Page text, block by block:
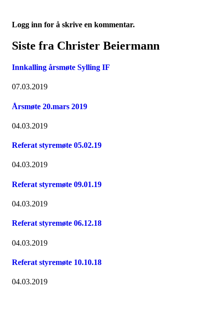
Logg inn for å skrive en kommentar.
Siste fra Christer Beiermann
Innkalling årsmøte Sylling IF
07.03.2019
Årsmøte 20.mars 2019
04.03.2019
Referat styremøte 05.02.19
04.03.2019
Referat styremøte 09.01.19
04.03.2019
Referat styremøte 06.12.18
04.03.2019
Referat styremøte 10.10.18
04.03.2019